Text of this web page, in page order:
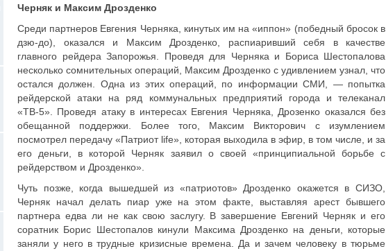
Черняк и Максим Дрозденко
Среди партнеров Евгения Черняка, кинутых им на «иппон» (победный бросок в
дзю-до), оказался и Максим Дрозденко, распиаривший себя в качестве
главного рейдера Запорожья. Проведя для Черняка и Бориса Шестопалова
несколько сомнительных операций, Максим Дрозденко с удивлением узнал, что
остался должен. Одна из этих операций, по информации СМИ, — попытка
рейдерской атаки на ряд коммунальных предприятий города и телеканал
«ТВ-5». Проведя атаку в интересах Евгения Черняка, Дрозенко оказался без
обещанной поддержки. Более того, Максим Викторович с изумлением
посмотрел передачу «Патриот life», которая выходила в эфир, в том числе, и за
его деньги, в которой Черняк заявил о своей «принципиальной борьбе с
рейдерством и Дрозденко».
Чуть позже, когда вышедшей из «патриотов» Дрозденко окажется в СИЗО,
Черняк начал делать пиар уже на этом факте, выставляя арест бывшего
партнера едва ли не как свою заслугу. В завершение Евгений Черняк и его
соратник Борис Шестопалов кинули Максима Дрозденко на деньги, которые
заняли у него в трудные кризисные времена. Да и зачем человеку в тюрьме